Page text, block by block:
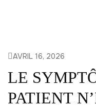
AVRIL 16, 2026
LE
PATIENT